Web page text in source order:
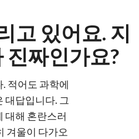
고 있어요. 지
진짜인가요?
적어도 과학에
대답입니다. 그
대해 혼란스러
겨울이 다가오